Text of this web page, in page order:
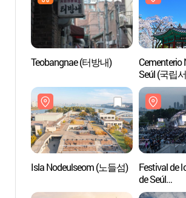
Teobangnae (터방내)
Cementerio
Seúl (국립
Isla Nodeulseom (노들섬)
Festival de
de Seúl
(서울드럼